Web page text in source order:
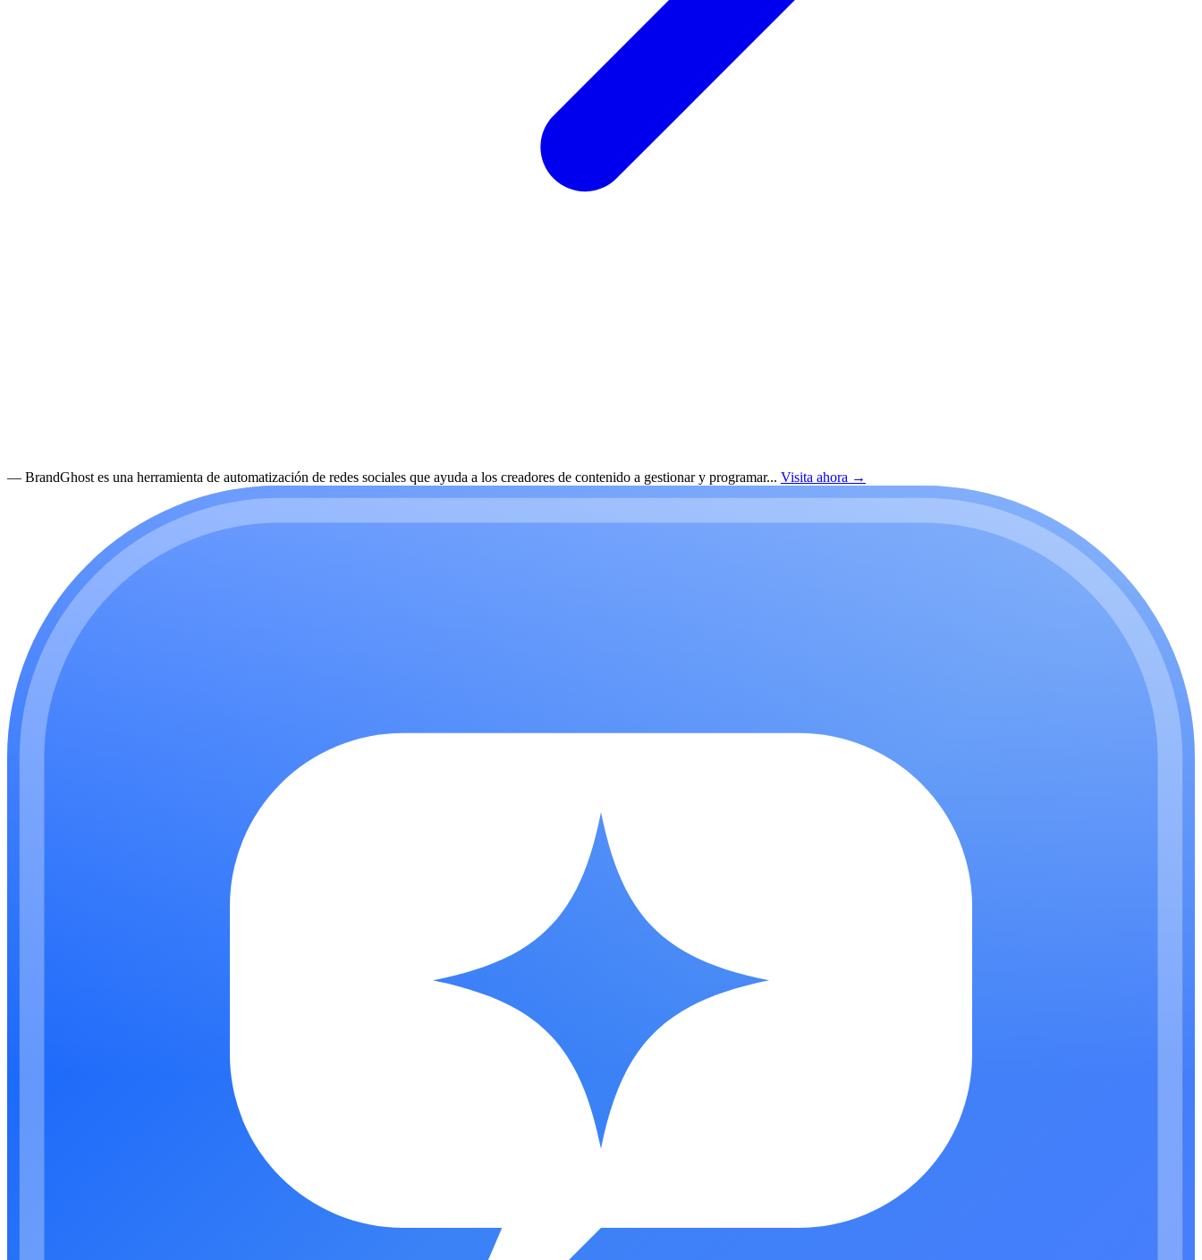
— BrandGhost es una herramienta de automatización de redes sociales que ayuda a los creadores de contenido a gestionar y programar... Visita ahora →